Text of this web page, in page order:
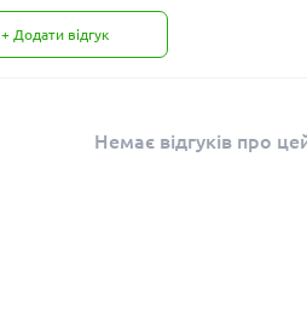
+ Додати відгук
Немає відгуків про